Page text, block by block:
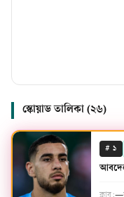
স্কোয়াড তালিকা (২৬)
# ১